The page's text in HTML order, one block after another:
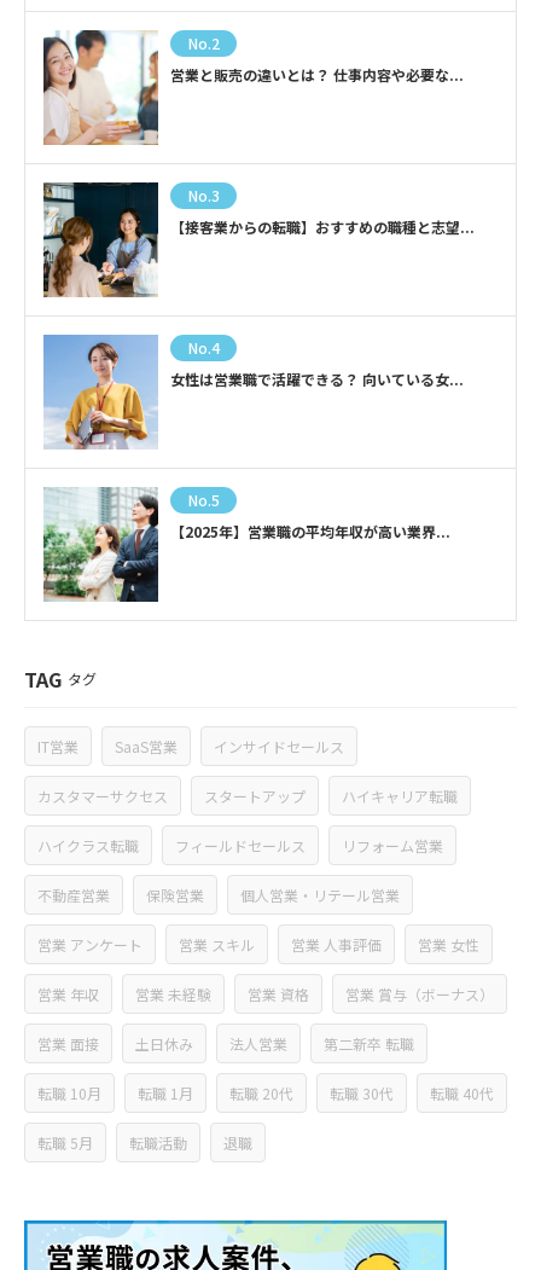
No.2
営業と販売の違いとは？ 仕事内容や必要な...
No.3
【接客業からの転職】おすすめの職種と志望...
No.4
女性は営業職で活躍できる？ 向いている女...
No.5
【2025年】営業職の平均年収が高い業界...
TAG タグ
IT営業 SaaS営業 インサイドセールス
カスタマーサクセス スタートアップ ハイキャリア転職
ハイクラス転職 フィールドセールス リフォーム営業
不動産営業 保険営業 個人営業・リテール営業
営業 アンケート 営業 スキル 営業 人事評価 営業 女性
営業 年収 営業 未経験 営業 資格 営業 賞与（ボーナス）
営業 面接 土日休み 法人営業 第二新卒 転職
転職 10月 転職 1月 転職 20代 転職 30代 転職 40代
転職 5月 転職活動 退職